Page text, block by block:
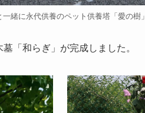
一緒に永代供養のペット供養塔「愛の樹」
墓「和らぎ」が完成しました。